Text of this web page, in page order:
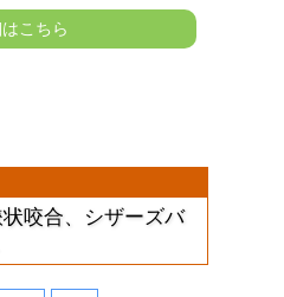
こちら
咬合、シザーズバ